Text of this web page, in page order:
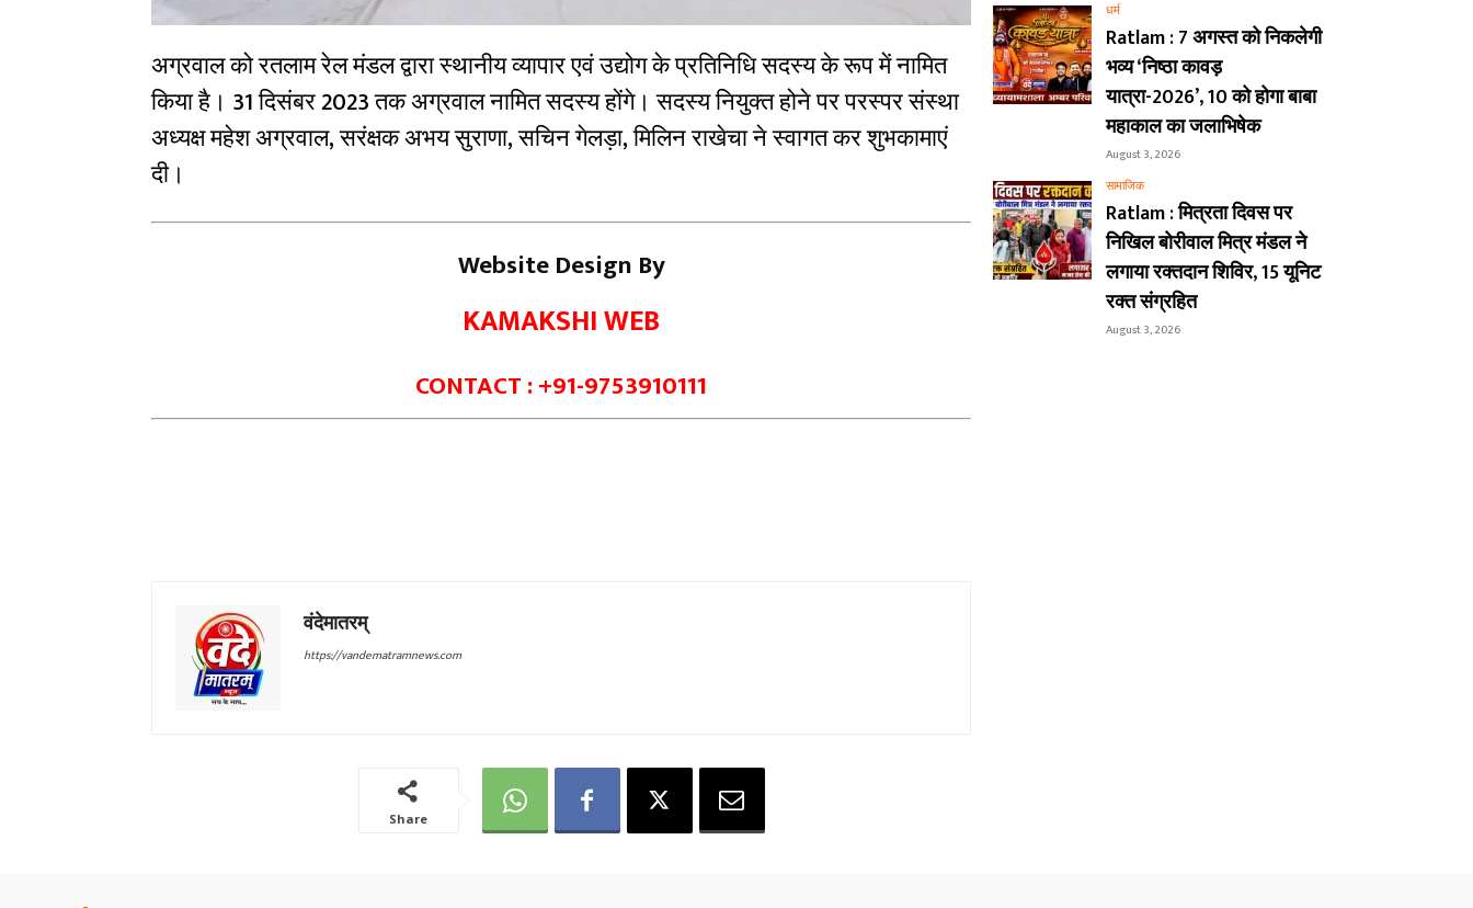
अग्रवाल को रतलाम रेल मंडल द्वारा स्थानीय व्यापार एवं उद्योग के प्रतिनिधि सदस्य के रूप में नामित
किया है। 31 दिसंबर 2023 तक अग्रवाल नामित सदस्य होंगे। सदस्य नियुक्त होने पर परस्पर संस्था
अध्यक्ष महेश अग्रवाल, सरंक्षक अभय सुराणा, सचिन गेलड़ा, मिलिन राखेचा ने स्वागत कर शुभकामाएं
दी।
Website Design By
KAMAKSHI WEB
CONTACT : +91-9753910111
वंदेमातरम्
https://vandematramnews.com
Share
धर्म
Ratlam : 7 अगस्त को निकलेगी
भव्य ‘निष्ठा कावड़
यात्रा-2026’, 10 को होगा बाबा
महाकाल का जलाभिषेक
August 3, 2026
सामाजिक
Ratlam : मित्रता दिवस पर
निखिल बोरीवाल मित्र मंडल ने
लगाया रक्तदान शिविर, 15 यूनिट
रक्त संग्रहित
August 3, 2026